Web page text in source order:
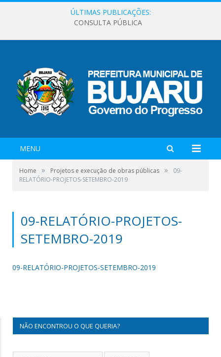
ÚLTIMAS PUBLICAÇÕES:
CONSULTA PÚBLICA
MENU
Home » Projetos e execução de obras públicas »
09-
RELATÓRIO-PROJETOS-SETEMBRO-2019
09-RELATÓRIO-PROJETOS-
SETEMBRO-2019
09-RELATÓRIO-PROJETOS-SETEMBRO-2019
NÃO ENCONTROU O QUE QUERIA?